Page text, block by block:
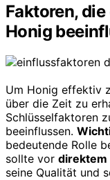
Faktoren,
Honig
Um Honig effektiv
über die Zeit zu
Schlüsselfaktoren
beeinflussen.
bedeutende Rolle
sollte vor direktem
seine Qualität und